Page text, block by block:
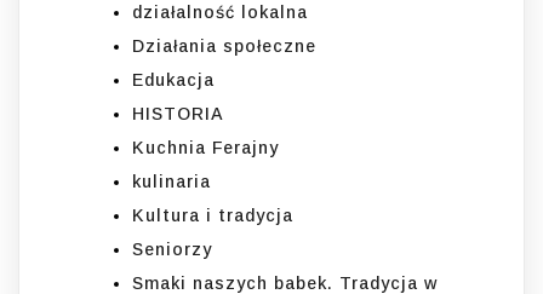
działalność lokalna
Działania społeczne
Edukacja
HISTORIA
Kuchnia Ferajny
kulinaria
Kultura i tradycja
Seniorzy
Smaki naszych babek. Tradycja w